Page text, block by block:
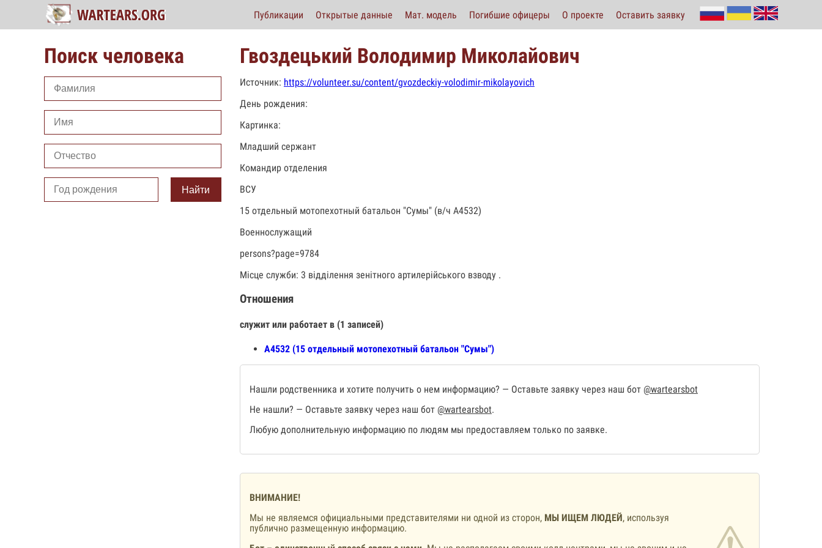
Публикации Открытые данные Мат. модель Погибшие офицеры О проекте Оставить заявку
Поиск человека
Найти
Гвоздецький Володимир Миколайович
Источник: https://volunteer.su/content/gvozdeckiy-volodimir-mikolayovich
День рождения:
Картинка:
Младший сержант
Командир отделения
ВСУ
15 отдельный мотопехотный батальон "Сумы" (в/ч А4532)
Военнослужащий
persons?page=9784
Місце служби: 3 відділення зенітного артилерійського взводу .
Отношения
служит или работает в (1 записей)
А4532 (15 отдельный мотопехотный батальон "Сумы")
Нашли родственника и хотите получить о нем информацию? — Оставьте заявку через наш бот @wartearsbot
Не нашли? — Оставьте заявку через наш бот @wartearsbot.
Любую дополнительную информацию по людям мы предоставляем только по заявке.
ВНИМАНИЕ!
Мы не являемся официальными представителями ни одной из сторон, МЫ ИЩЕМ ЛЮДЕЙ, используя
публично размещенную информацию.